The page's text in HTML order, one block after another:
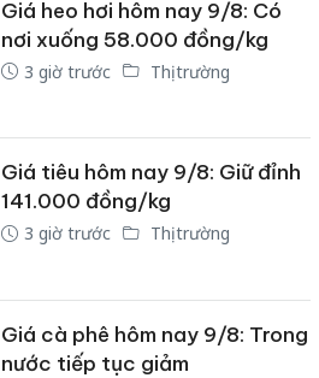
Giá heo hơi hôm nay 9/8: Có
nơi xuống 58.000 đồng/kg
3 giờ trước Thị trường
Giá tiêu hôm nay 9/8: Giữ đỉnh
141.000 đồng/kg
3 giờ trước Thị trường
Giá cà phê hôm nay 9/8: Trong
nước tiếp tục giảm